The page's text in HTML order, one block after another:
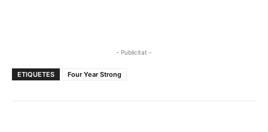
- Publicitat -
ETIQUETES Four Year Strong